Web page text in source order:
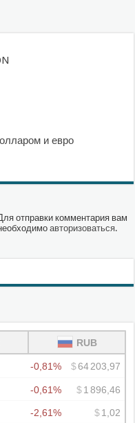
и евро
отправки комментария вам
авторизоваться.